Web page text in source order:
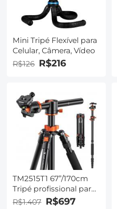
Mini Tripé Flexível para
Celular, Câmera, Vídeo
R$126 R$216
TM2515T1 67”/170cm
Tripé profissional para
serviço pesado com
R$1.407 R$697